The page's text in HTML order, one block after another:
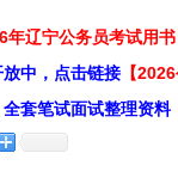
年辽宁公务员考试用书
中，点击链接 【
套笔试面试整理资料